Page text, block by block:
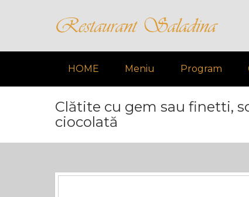
HOME Meniu Program
Clătite cu gem sau finetti,
ciocolată